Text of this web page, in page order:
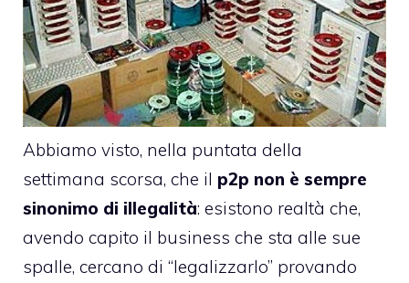
Abbiamo visto, nella puntata della
settimana scorsa, che il p2p non è sempre
sinonimo di illegalità: esistono realtà che,
avendo capito il business che sta alle sue
spalle, cercano di “legalizzarlo” provando